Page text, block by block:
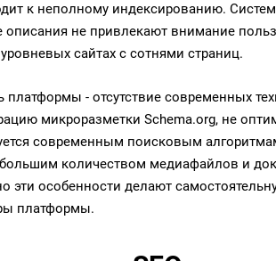
к неполному индексированию.
не привлекают внимание
сайтах с сотнями страниц.
платформы - отсутствие современных
микроразметки Schema.org, не
современным поисковым
количеством медиафайлов и
эти особенности делают
платформы.